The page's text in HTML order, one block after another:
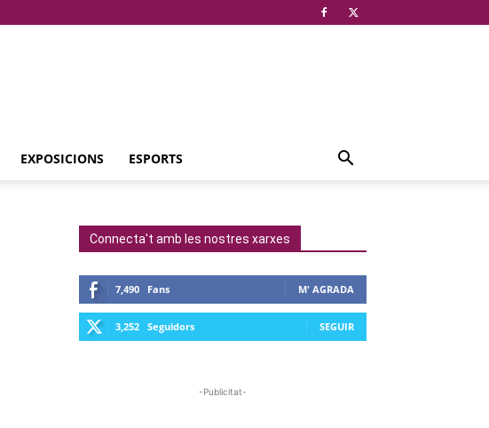
EXPOSICIONS ESPORTS
Connecta't amb les nostres xarxes
7,490 Fans M' AGRADA
3,252 Seguidors SEGUIR
-Publicitat-